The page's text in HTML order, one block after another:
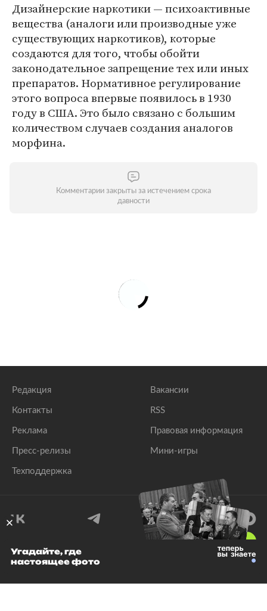
Дизайнерские наркотики — психоактивные
вещества (аналоги или производные уже
существующих наркотиков), которые
создаются для того, чтобы обойти
законодательное запрещение тех или иных
препаратов. Нормативное регулирование
этого вопроса впервые появилось в 1930
году в США. Это было связано с большим
количеством случаев создания аналогов
морфина.
Комментарии закрыты за истечением срока
давности
Редакция
Контакты
Реклама
Пресс-релизы
Техподдержка
Вакансии
RSS
Правовая информация
Мини-игры
© 1999–2026 Все права защищены.
Угадайте, где
настоящее фото